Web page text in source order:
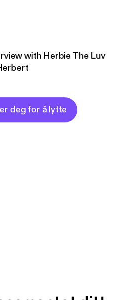
We hope by doing so,
of motivation with our
strategies that they can
life to lead a more
lifestyle!
with Herbie The Luv
deg for å lytte